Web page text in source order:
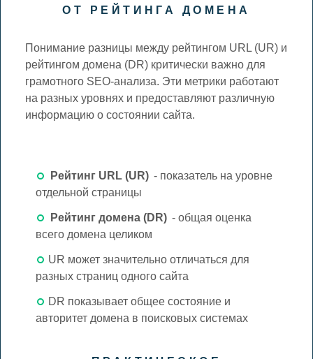
ОТ РЕЙТИНГА ДОМЕНА
Понимание разницы между рейтингом URL (UR) и
рейтингом домена (DR) критически важно для
грамотного SEO-анализа. Эти метрики работают
на разных уровнях и предоставляют различную
информацию о состоянии сайта.
Рейтинг URL (UR) - показатель на уровне
отдельной страницы
Рейтинг домена (DR) - общая оценка
всего домена целиком
UR может значительно отличаться для
разных страниц одного сайта
DR показывает общее состояние и
авторитет домена в поисковых системах